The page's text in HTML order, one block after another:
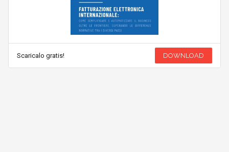
Scaricalo gratis! DOWNLOAD